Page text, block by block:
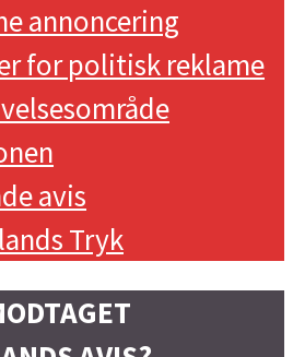
annoncering
for politisk reklame
avis
Tryk